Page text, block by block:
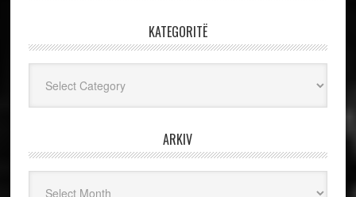
KATEGORITË
ARKIV